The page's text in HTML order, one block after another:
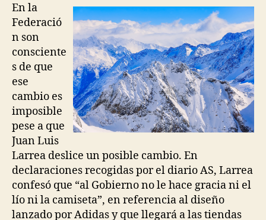
En la
Federació
n son
consciente
s de que
ese
cambio es
imposible
pese a que
Juan Luis
Larrea deslice un posible cambio. En
declaraciones recogidas por el diario AS, Larrea
confesó que “al Gobierno no le hace gracia ni el
lío ni la camiseta”, en referencia al diseño
lanzado por Adidas y que llegará a las tiendas